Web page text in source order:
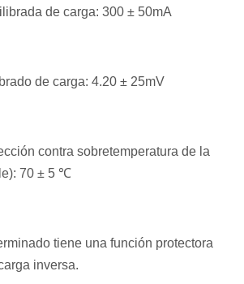
de carga: 300 ± 50mA
de carga: 4.20 ± 25mV
contra sobretemperatura de la
70 ± 5 ℃
tiene una función protectora
inversa.